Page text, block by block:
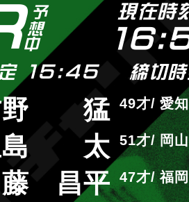
定 15:45 締切
野 猛 49 愛知
島 太 51 岡山
藤 昌平 47 福岡
現在時